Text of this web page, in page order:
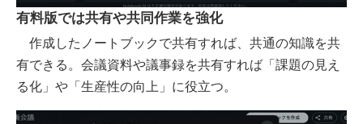
有料版では共有や共同作業を強化
作成したノートブックで共有すれば、共通の知識を共
有できる。会議資料や議事録を共有すれば「課題の見え
る化」や「生産性の向上」に役立つ。